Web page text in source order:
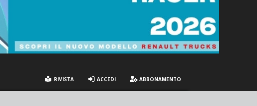
RIVISTA ACCEDI ABBONAMENTO